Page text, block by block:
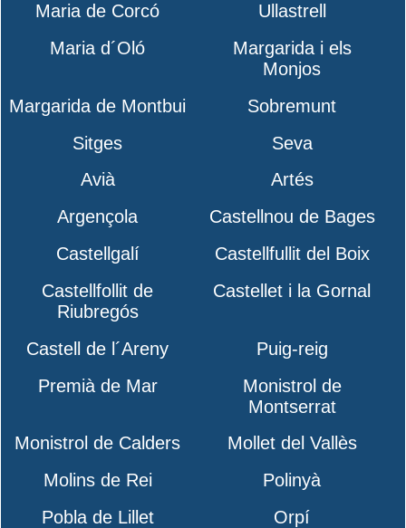
Maria de Corcó
Ullastrell
Maria d´Oló
Margarida i els
Monjos
Margarida de Montbui
Sobremunt
Sitges
Seva
Avià
Artés
Argençola
Castellnou de Bages
Castellgalí
Castellfullit del Boix
Castellfollit de
Riubregós
Castellet i la Gornal
Castell de l´Areny
Puig-reig
Premià de Mar
Monistrol de
Montserrat
Monistrol de Calders
Mollet del Vallès
Molins de Rei
Polinyà
Pobla de Lillet
Orpí